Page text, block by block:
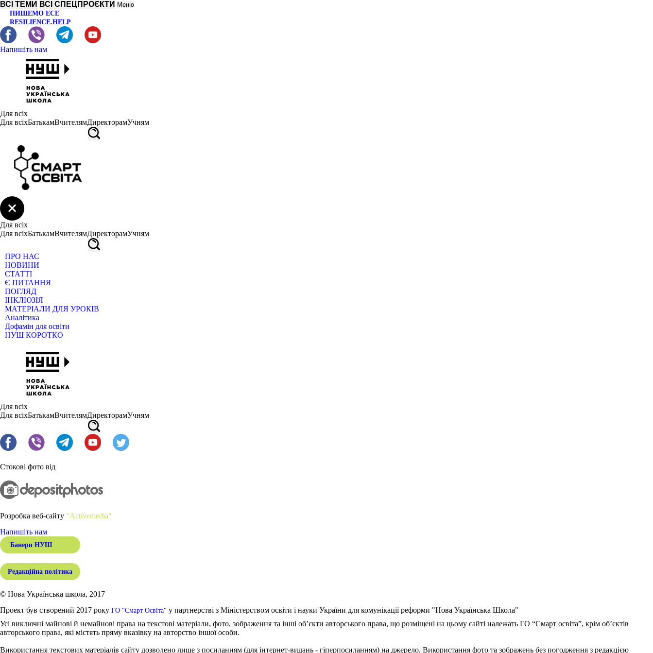
ВСІ ТЕМИ ВСІ СПЕЦПРОЄКТИ Меню
ПИШЕМО ЕСЕ
RESILIENCE.HELP
Напишіть нам
Для всіх
Для всіхБатькамВчителямДиректорамУчням
Для всіх
Для всіхБатькамВчителямДиректорамУчням
ПРО НАС
НОВИНИ
СТАТТІ
Є ПИТАННЯ
ПОГЛЯД
ІНКЛЮЗІЯ
МАТЕРІАЛИ ДЛЯ УРОКІВ
Аналітика
Дофамін для освіти
НУШ КОРОТКО
Для всіх
Для всіхБатькамВчителямДиректорамУчням
Стокові фото від
Розробка веб-сайту "Activemedia"
Напишіть нам
Банери НУШ
Редакційна політика
© Нова Українська школа, 2017
Проект був створений 2017 року ГО "Смарт Освіта" у партнерстві з Міністерством освіти і науки України для комунікації реформи "Нова Українська Школа"
Усі виключні майнові й немайнові права на текстові матеріали, фото, зображення та інші об’єкти авторського права, що розміщені на цьому сайті належать ГО “Смарт освіта”, крім об’єктів
авторського права, які містять пряму вказівку на авторство іншої особи.
Використання текстових матеріалів сайту дозволено лише з посиланням (для інтернет-видань - гіперпосиланням) на джерело. Використання фото та зображень без погодження з редакцією